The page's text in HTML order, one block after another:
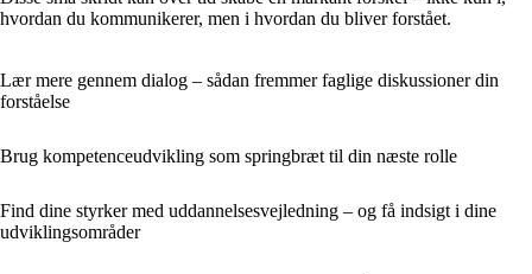
hvordan du kommunikerer, men i hvordan du bliver forstået.
Lær mere gennem dialog – sådan fremmer faglige diskussioner din
forståelse
Brug kompetenceudvikling som springbræt til din næste rolle
Find dine styrker med uddannelsesvejledning – og få indsigt i dine
udviklingsområder